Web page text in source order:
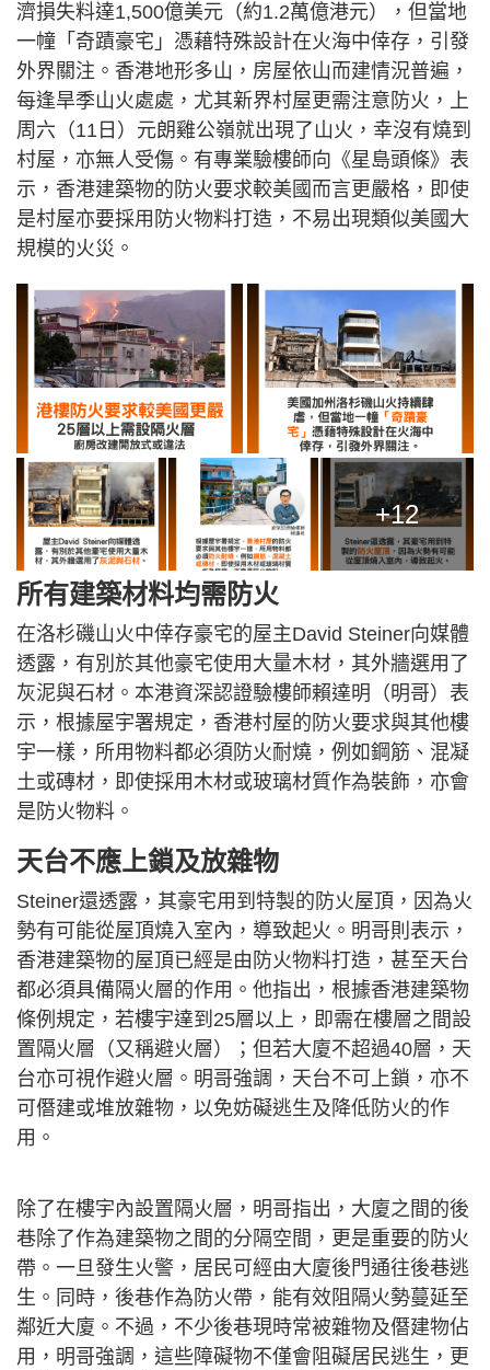
濟損失料達1,500億美元（約1.2萬億港元），但當地
一幢「奇蹟豪宅」憑藉特殊設計在火海中倖存，引發
外界關注。香港地形多山，房屋依山而建情況普遍，
每逢旱季山火處處，尤其新界村屋更需注意防火，上
周六（11日）元朗雞公嶺就出現了山火，幸沒有燒到
村屋，亦無人受傷。有專業驗樓師向《星島頭條》表
示，香港建築物的防火要求較美國而言更嚴格，即使
是村屋亦要採用防火物料打造，不易出現類似美國大
規模的火災。
+12
所有建築材料均需防火
在洛杉磯山火中倖存豪宅的屋主David Steiner向媒體
透露，有別於其他豪宅使用大量木材，其外牆選用了
灰泥與石材。本港資深認證驗樓師賴達明（明哥）表
示，根據屋宇署規定，香港村屋的防火要求與其他樓
宇一樣，所用物料都必須防火耐燒，例如鋼筋、混凝
土或磚材，即使採用木材或玻璃材質作為裝飾，亦會
是防火物料。
天台不應上鎖及放雜物
Steiner還透露，其豪宅用到特製的防火屋頂，因為火
勢有可能從屋頂燒入室內，導致起火。明哥則表示，
香港建築物的屋頂已經是由防火物料打造，甚至天台
都必須具備隔火層的作用。他指出，根據香港建築物
條例規定，若樓宇達到25層以上，即需在樓層之間設
置隔火層（又稱避火層）；但若大廈不超過40層，天
台亦可視作避火層。明哥強調，天台不可上鎖，亦不
可僭建或堆放雜物，以免妨礙逃生及降低防火的作
用。
除了在樓宇內設置隔火層，明哥指出，大廈之間的後
巷除了作為建築物之間的分隔空間，更是重要的防火
帶。一旦發生火警，居民可經由大廈後門通往後巷逃
生。同時，後巷作為防火帶，能有效阻隔火勢蔓延至
鄰近大廈。不過，不少後巷現時常被雜物及僭建物佔
用，明哥強調，這些障礙物不僅會阻礙居民逃生，更